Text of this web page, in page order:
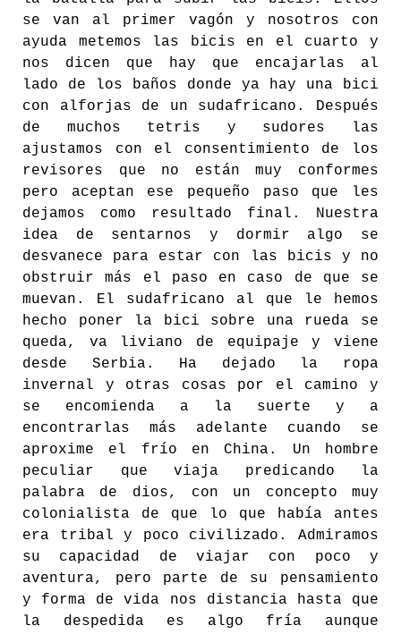
se van al primer vagón y nosotros con
ayuda metemos las bicis en el cuarto y
nos dicen que hay que encajarlas al
lado de los baños donde ya hay una bici
con alforjas de un sudafricano. Después
de muchos tetris y sudores las
ajustamos con el consentimiento de los
revisores que no están muy conformes
pero aceptan ese pequeño paso que les
dejamos como resultado final. Nuestra
idea de sentarnos y dormir algo se
desvanece para estar con las bicis y no
obstruir más el paso en caso de que se
muevan. El sudafricano al que le hemos
hecho poner la bici sobre una rueda se
queda, va liviano de equipaje y viene
desde Serbia. Ha dejado la ropa
invernal y otras cosas por el camino y
se encomienda a la suerte y a
encontrarlas más adelante cuando se
aproxime el frío en China. Un hombre
peculiar que viaja predicando la
palabra de dios, con un concepto muy
colonialista de que lo que había antes
era tribal y poco civilizado. Admiramos
su capacidad de viajar con poco y
aventura, pero parte de su pensamiento
y forma de vida nos distancia hasta que
la despedida es algo fría aunque